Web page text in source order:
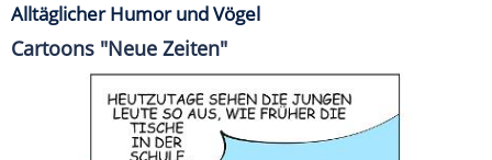
Alltäglicher Humor und Vögel
Cartoons "Neue Zeiten"